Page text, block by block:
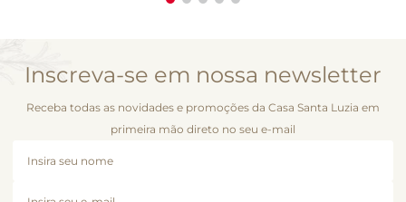
Inscreva-se em nossa newsletter
Receba todas as novidades e promoções da Casa Santa Luzia em
primeira mão direto no seu e-mail